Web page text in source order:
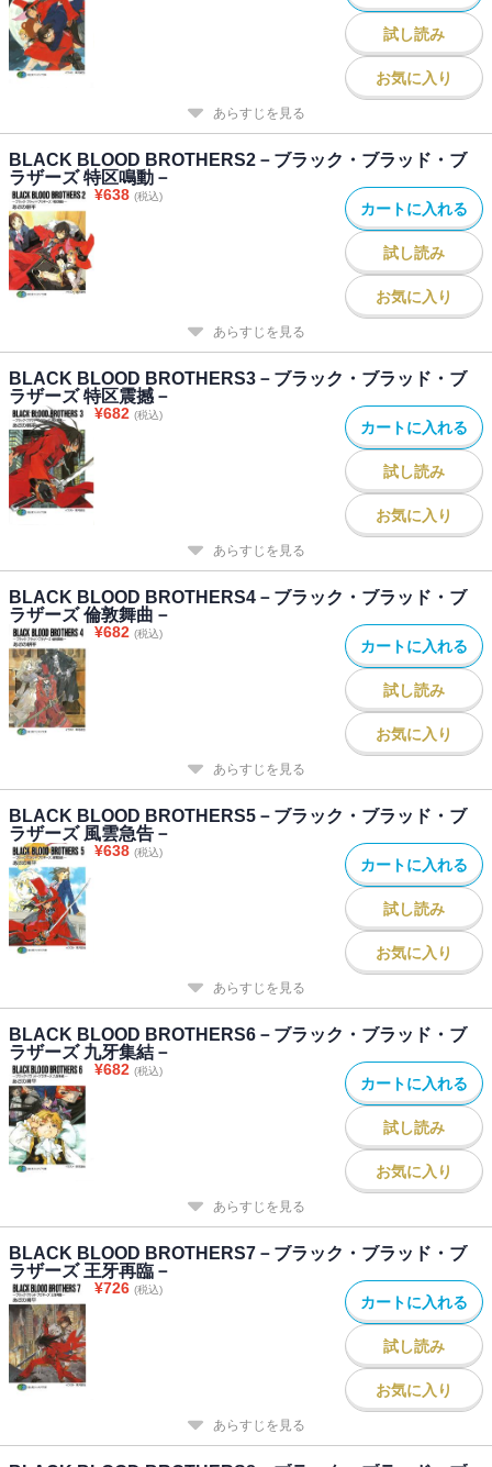
試し読み
お気に入り
あらすじを見る
BLACK BLOOD BROTHERS2－ブラック・ブラッド・ブ
ラザーズ 特区鳴動－
¥638 (税込)
カートに入れる
試し読み
お気に入り
あらすじを見る
BLACK BLOOD BROTHERS3－ブラック・ブラッド・ブ
ラザーズ 特区震撼－
¥682 (税込)
カートに入れる
試し読み
お気に入り
あらすじを見る
BLACK BLOOD BROTHERS4－ブラック・ブラッド・ブ
ラザーズ 倫敦舞曲－
¥682 (税込)
カートに入れる
試し読み
お気に入り
あらすじを見る
BLACK BLOOD BROTHERS5－ブラック・ブラッド・ブ
ラザーズ 風雲急告－
¥638 (税込)
カートに入れる
試し読み
お気に入り
あらすじを見る
BLACK BLOOD BROTHERS6－ブラック・ブラッド・ブ
ラザーズ 九牙集結－
¥682 (税込)
カートに入れる
試し読み
お気に入り
あらすじを見る
BLACK BLOOD BROTHERS7－ブラック・ブラッド・ブ
ラザーズ 王牙再臨－
¥726 (税込)
カートに入れる
試し読み
お気に入り
あらすじを見る